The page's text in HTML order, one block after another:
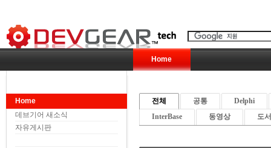
Home
Home
데브기어 새소식
자유게시판
전체 공통
Delphi
InterBase
동영상 도